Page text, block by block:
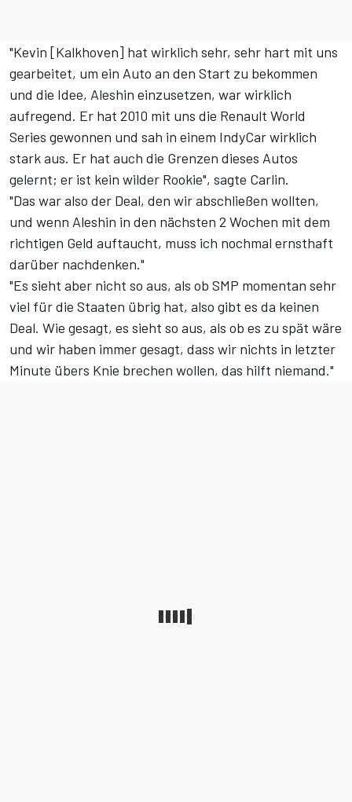
"Kevin [Kalkhoven] hat wirklich sehr, sehr hart mit uns
gearbeitet, um ein Auto an den Start zu bekommen
und die Idee, Aleshin einzusetzen, war wirklich
aufregend. Er hat 2010 mit uns die Renault World
Series gewonnen und sah in einem IndyCar wirklich
stark aus. Er hat auch die Grenzen dieses Autos
gelernt; er ist kein wilder Rookie", sagte Carlin.
"Das war also der Deal, den wir abschließen wollten,
und wenn Aleshin in den nächsten 2 Wochen mit dem
richtigen Geld auftaucht, muss ich nochmal ernsthaft
darüber nachdenken."
"Es sieht aber nicht so aus, als ob SMP momentan sehr
viel für die Staaten übrig hat, also gibt es da keinen
Deal. Wie gesagt, es sieht so aus, als ob es zu spät wäre
und wir haben immer gesagt, dass wir nichts in letzter
Minute übers Knie brechen wollen, das hilft niemand."